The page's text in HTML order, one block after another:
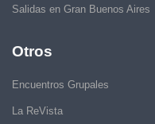
Salidas en Gran Buenos Aires
Otros
Encuentros Grupales
La ReVista